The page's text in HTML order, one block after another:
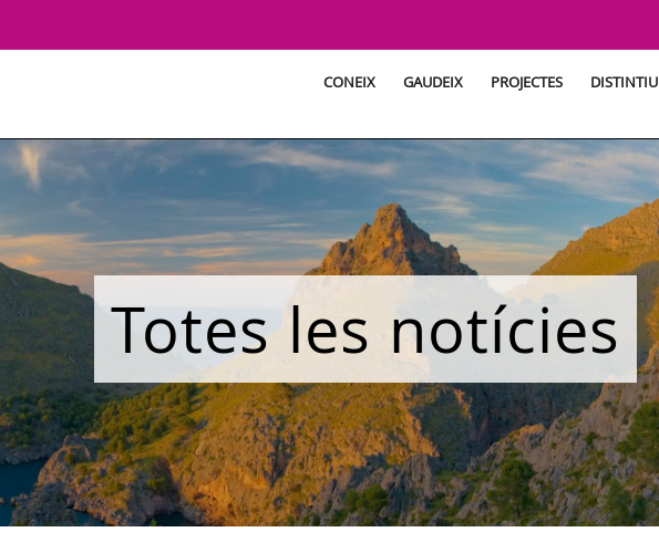
CONEIX GAUDEIX PROJECTES DISTINTIU
Totes les notícies